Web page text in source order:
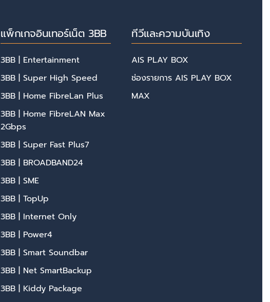
แพ็กเกจอินเทอร์เน็ต 3BB
3BB | Entertainment
3BB | Super High Speed
3BB | Home FibreLan Plus
3BB | Home FibreLAN Max
2Gbps
3BB | Super Fast Plus7
3BB | BROADBAND24
3BB | SME
3BB | TopUp
3BB | Internet Only
3BB | Power4
3BB | Smart Soundbar
3BB | Net SmartBackup
3BB | Kiddy Package
ทีวีและความบันเทิง
AIS PLAY BOX
ช่องรายการ AIS PLAY BOX
MAX